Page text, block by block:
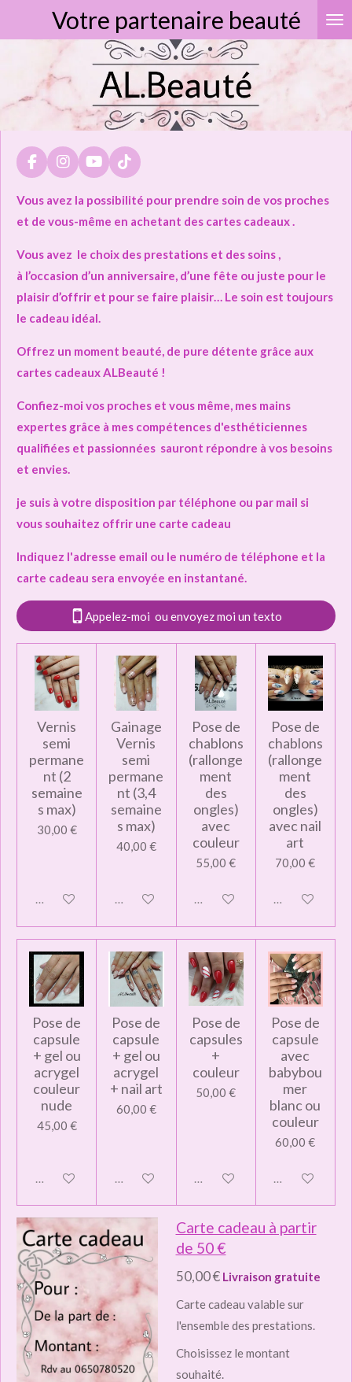
au
principal
Votre partenaire beauté
F
a
c
b
o
I
n
s
a
r
m
Y
o
u
u
e
T
i
k
o
Vous avez la possibilité pour prendre soin de vos proches
et de vous-même en achetant des cartes cadeaux .
Vous avez le choix des prestations et des soins ,
à l’occasion d’un anniversaire, d’une fête ou juste pour le
plaisir d’offrir et pour se faire plaisir… Le soin est toujours
le cadeau idéal.
Offrez un moment beauté, de pure détente grâce aux
cartes cadeaux ALBeauté !
Confiez-moi vos proches et vous même, mes mains
expertes grâce à mes compétences d'esthéticiennes
qualifiées et passionnées sauront répondre à vos besoins
et envies.
je suis à votre disposition par téléphone ou par mail si
vous souhaitez offrir une carte cadeau
Indiquez l'adresse email ou le numéro de téléphone et la
carte cadeau sera envoyée en instantané.
Appelez-moi ou envoyez moi un texto
Vernis
semi
permane
nt (2
semaine
s max)
30,00 €
Désactivé
Gainage
Vernis
semi
permane
nt (3,4
semaine
s max)
40,00 €
Désactivé
Pose de
chablons
(rallonge
ment
des
ongles)
avec
couleur
55,00 €
Désactivé
Pose de
chablons
(rallonge
ment
des
ongles)
avec nail
art
70,00 €
Désactivé
Pose de
capsule
+ gel ou
acrygel
couleur
nude
45,00 €
Désactivé
Pose de
capsule
+ gel ou
acrygel
+ nail art
60,00 €
Désactivé
Pose de
capsules
+
couleur
50,00 €
Désactivé
Pose de
capsule
avec
babybou
mer
blanc ou
couleur
60,00 €
Désactivé
Carte cadeau à partir
de 50 €
50,00 € Livraison gratuite
Carte cadeau valable sur
l'ensemble des prestations.
Choisissez le montant
souhaité.